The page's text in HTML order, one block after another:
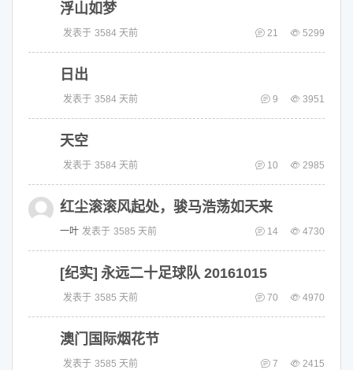
浮山如梦
发表于 3584 天前 21 5299
日出
发表于 3584 天前 9 3951
天空
发表于 3584 天前 10 2985
红尘滚滚风起处，骏马浩荡如天来
一叶 发表于 3585 天前 14 4730
[纪实] 永远二十足球队 20161015
发表于 3585 天前 70 4970
澳门国际烟花节
发表于 3585 天前 7 2415